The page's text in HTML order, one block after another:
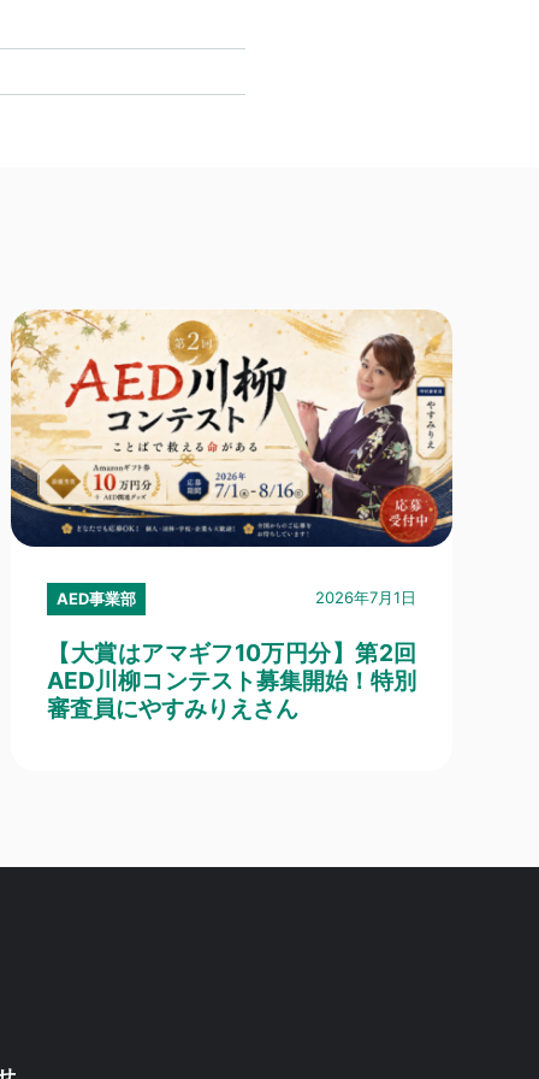
AED事業部 2026年7月1日
【大賞はアマギフ10万円分】第2回
AED川柳コンテスト募集開始！特別
審査員にやすみりえさん